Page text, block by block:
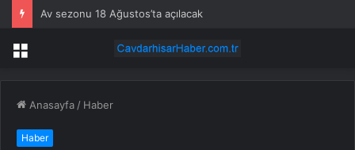
Av sezonu 18 Ağustos’ta açılacak
Menü
Anasayfa / Haber
Haber